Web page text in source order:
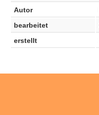
Autor
bearbeitet
erstellt